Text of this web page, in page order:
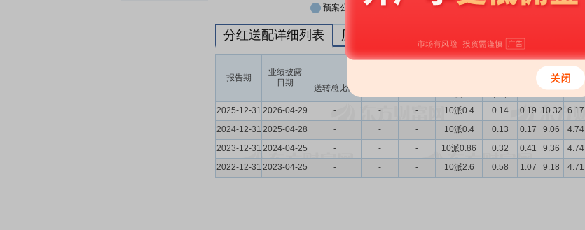
预案公布日前一交易日
股权登记日前一交易日
分红送配详细列表 历次分红派息与涨跌幅表现
报告期
业绩披露
日期
收益
每股
净资
产(元)
每股
公积
金(元)
送转总比例
2025-12-31 2026-04-29 - - - 10派0.4 0.14 0.19 10.32 6.17
2024-12-31 2025-04-28 - - - 10派0.4 0.13 0.17 9.06 4.74
2023-12-31 2024-04-25 - - - 10派0.86 0.32 0.41 9.36 4.74
2022-12-31 2023-04-25 - - - 10派2.6 0.58 1.07 9.18 4.71